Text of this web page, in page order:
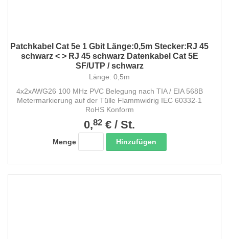
Patchkabel Cat 5e 1 Gbit Länge:0,5m Stecker:RJ 45
schwarz < > RJ 45 schwarz Datenkabel Cat 5E
SF/UTP / schwarz
Länge: 0,5m
4x2xAWG26 100 MHz PVC Belegung nach TIA / EIA 568B
Metermarkierung auf der Tülle Flammwidrig IEC 60332-1
RoHS Konform
0,82 € / St.
Menge Hinzufügen